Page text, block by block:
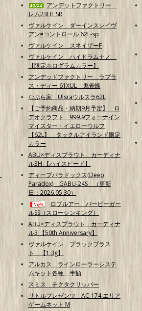
アンデットファクトリー
レム23HF SR
ヴァルケイン ダーインスレイヴ
アン≠コントロール 62L-sp
ヴァルケイン スネイザーF
ヴァルケイン ハイドラムナノ
【限定ホログラムカラー】
アンデッドファクトリー ラプラ
ス・ディー 61XUL 鬼雀蜂
なぶら家 Ulsraウルスラ62L
【ご予約商品・納期9月予定】 ロ
デオクラフト 999.9フォーナイン
マイスター・イエローウルフ
【62L】 タックルアイランド限定
カラー
ABU×ディスプラウト カーディナ
ル3H 【ハイスピード】
ディープパラドックス(Deep
Paradox) GABU-24S （更新
日：2026.05.30）
ロブルアー バービーガー
ルSS（スローシンキング）
ABU×ディスプラウト カーディナ
ル3 【50th Anniversary】
ヴァルケイン ブラックブラス
ト 【1.3g】
アルカス ラインローラーシステ
ムキット各種 半額
スミス チクタクリッパー
リトルプレゼンツ AC-174 エリア
ゲームネット M